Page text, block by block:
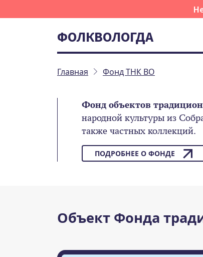
ФОЛКВОЛОГДА
Главная Фонд ТНК ВО
Фонд объектов
народной культуры из
также частных коллекций.
ПОДРОБНЕЕ О ФОНДЕ
Объект Фонда